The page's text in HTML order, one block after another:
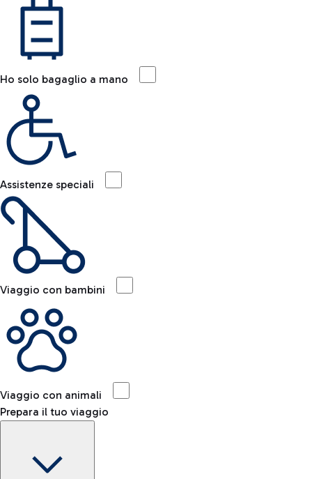
Ho solo bagaglio a mano
Assistenze speciali
Viaggio con bambini
Viaggio con animali
Prepara il tuo viaggio